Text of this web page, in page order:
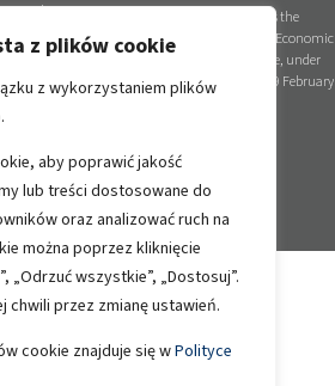
z plików cookie
z wykorzystaniem plików
aby poprawić jakość
lub treści dostosowane do
oraz analizować ruch na
można poprzez kliknięcie
wszystkie”, „Dostosuj”.
chwili przez zmianę ustawień.
cookie znajduje się wPolityce
PCC P4 Sp. z o.o. implements the
project in Wałbrzych Special Economic
Zone – Brzeg Dolny sub-zone, under
a permit No. 255 issued on 19 February